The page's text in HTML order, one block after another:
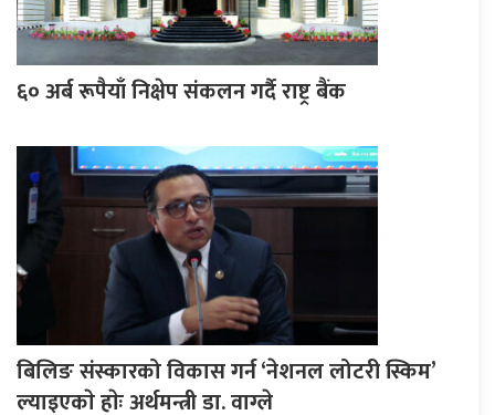
६० अर्ब रूपैयाँ निक्षेप संकलन गर्दै राष्ट्र बैंक
बिलिङ संस्कारको विकास गर्न ‘नेशनल लोटरी स्किम’
ल्याइएकाे हाेः अर्थमन्त्री डा. वाग्ले